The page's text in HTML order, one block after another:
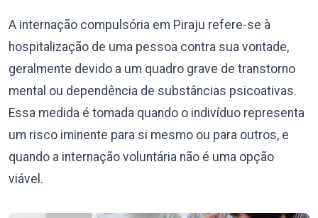
A internação compulsória em Piraju refere-se à
hospitalização de uma pessoa contra sua vontade,
geralmente devido a um quadro grave de transtorno
mental ou dependência de substâncias psicoativas.
Essa medida é tomada quando o indivíduo representa
um risco iminente para si mesmo ou para outros, e
quando a internação voluntária não é uma opção
viável.